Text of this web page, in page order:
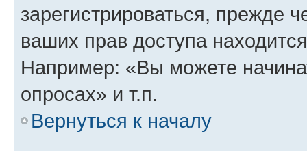
зарегистрироваться, прежде
ваших прав доступа
Например: «Вы можете
опросах» и т.п.
Вернуться к началу